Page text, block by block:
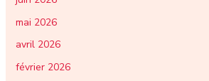
mai 2026
avril 2026
février 2026